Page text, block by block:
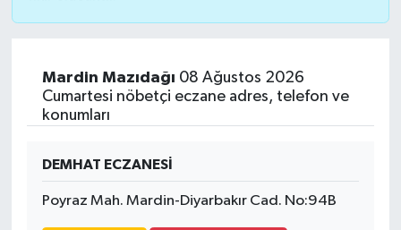
Mardin Mazıdağı 08 Ağustos 2026
Cumartesi nöbetçi eczane adres, telefon ve
konumları
DEMHAT ECZANESİ
Poyraz Mah. Mardin-Diyarbakır Cad. No:94B